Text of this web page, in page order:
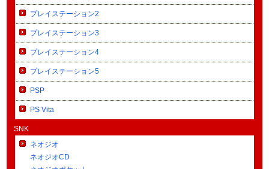
プレイステーション2
プレイステーション3
プレイステーション4
プレイステーション5
PSP
PS Vita
SNK
ネオジオ
ネオジオCD